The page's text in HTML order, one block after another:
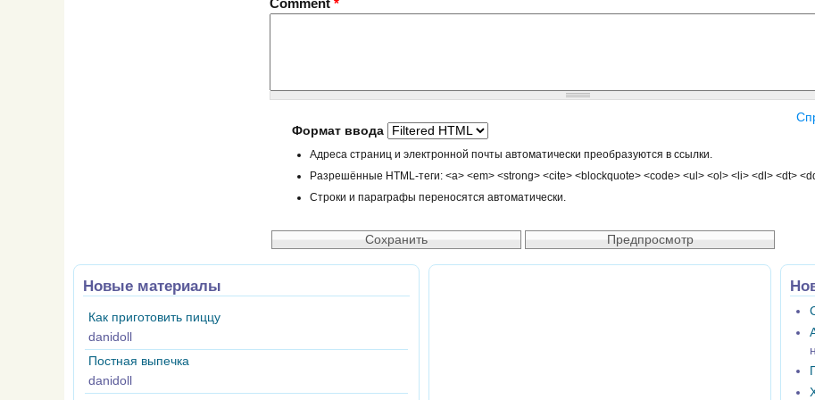
Comment *
Формат ввода
Адреса страниц и электронной почты автоматически преобразуются в ссылки.
Разрешённые HTML-теги: <a> <em> <strong> <cite> <blockquote> <code> <ul> <ol> <li> <dl> <dt>
Строки и параграфы переносятся автоматически.
Новые материалы
Как приготовить пиццу
danidoll
Постная выпечка
danidoll